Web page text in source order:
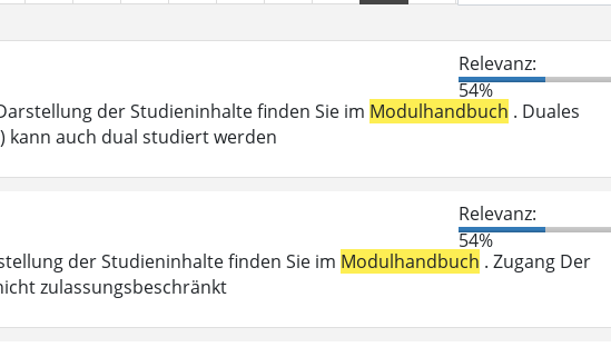
Relevanz:
54%
der Studieninhalte finden Sie im Modulhandbuch . Duales
kann auch dual studiert werden
Relevanz:
54%
der Studieninhalte finden Sie im Modulhandbuch . Zugang Der
zulassungsbeschränkt